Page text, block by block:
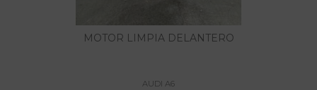
MOTOR LIMPIA DELANTERO
AUDI A6